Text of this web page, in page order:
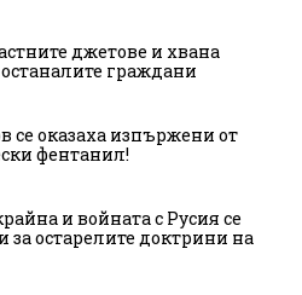
джетове и хвана
граждани
се оказаха изпържени от
фентанил!
и войната с Русия се
остарелите доктрини на